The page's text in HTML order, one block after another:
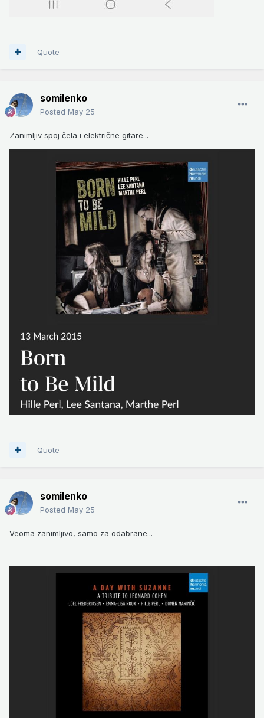
Quote
somilenko
Posted May 25
Zanimljiv spoj čela i električne gitare...
Quote
somilenko
Posted May 25
Veoma zanimljivo, samo za odabrane...